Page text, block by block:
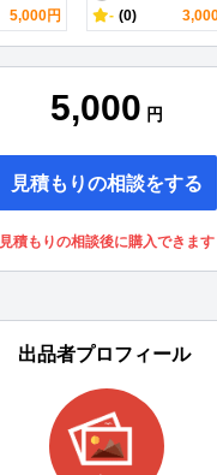
5,000円 - (0)
5,000 円
見積もりの相談をする
見積もりの相談後に購入できます
出品者プロフィール